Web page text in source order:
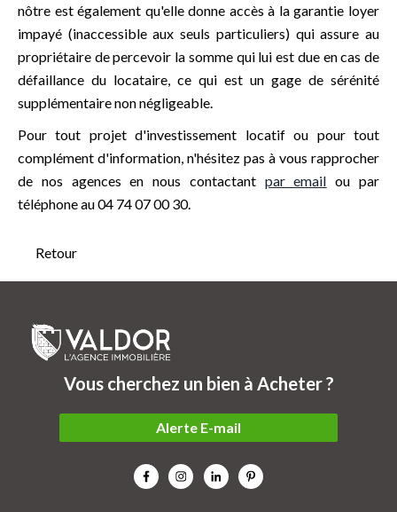
nôtre est également qu'elle donne accès à la garantie loyer
impayé (inaccessible aux seuls particuliers) qui assure au
propriétaire de percevoir la somme qui lui est due en cas de
défaillance du locataire, ce qui est un gage de sérénité
supplémentaire non négligeable.
Pour tout projet d'investissement locatif ou pour tout
complément d'information, n'hésitez pas à vous rapprocher
de nos agences en nous contactant par email ou par
téléphone au 04 74 07 00 30.
Retour
Vous cherchez un bien à Acheter ?
Alerte E-mail